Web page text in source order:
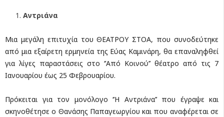
Αντριάνα
Μια μεγάλη επιτυχία του ΘΕΑΤΡΟΥ ΣΤΟΑ, που συνοδεύτηκε
από μια εξαίρετη ερμηνεία της Εύας Καμινάρη, θα επαναληφθεί
για λίγες παραστάσεις στο ‘’Από Κοινού’’ θέατρο από τις 7
Ιανουαρίου έως 25 Φεβρουαρίου.
Πρόκειται για τον μονόλογο ‘’Η Αντριάνα’’ που έγραψε και
σκηνοθέτησε ο Θανάσης Παπαγεωργίου και που αναφέρεται σε